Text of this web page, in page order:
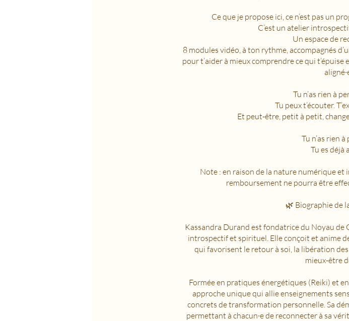
Ce que je propose ici, ce n’est pas un
C’est un atelier
Un espace de
8 modules vidéo, à ton rythme, accompagnés
pour t’aider à mieux comprendre ce qui
Tu n’as rien à
Tu peux t’écouter.
Et peut-être, petit à petit,
Tu n’as rien
Tu es déjà
Note : en raison de la nature numérique et
remboursement ne pourra être
🌿 Biographie de
Kassandra Durand est fondatrice du Noyau de
introspectif et spirituel. Elle conçoit et anime
qui favorisent le retour à soi, la libération
mieux-être
Formée en pratiques énergétiques (Reiki) et
approche unique qui allie enseignements
concrets de transformation personnelle. Sa
permettant à chacun·e de reconnecter à sa